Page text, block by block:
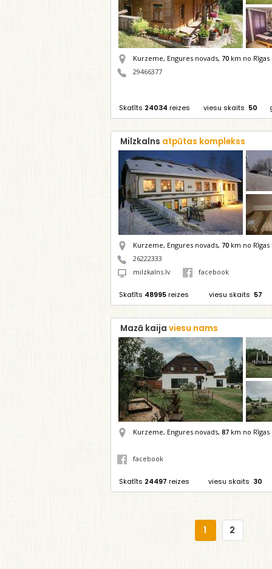
Kurzeme, Engures novads, 70 km no Rīgas
29466377
Skatīts 24034 reizes viesu skaits 50
Milzkalns atpūtas komplekss
Kurzeme, Engures novads, 70 km no Rīgas
26222333
milzkalns.lv
facebook
Skatīts 48995reizes viesu skaits 57
Mazā kaija viesu nams
Kurzeme, Engures novads, 87 km no Rīgas
facebook
Skatīts 24497 reizes viesu skaits 30
1 2